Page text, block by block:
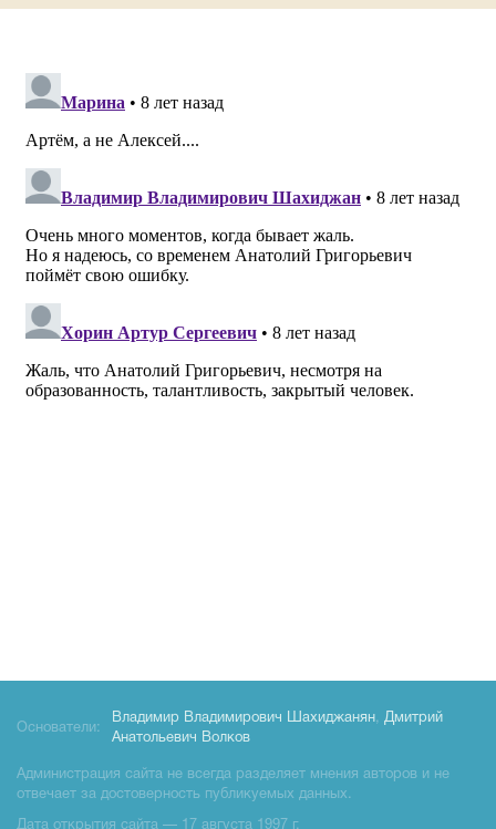
Основатели:
Владимир Владимирович Шахиджанян, Дмитрий
Анатольевич Волков
Администрация сайта не всегда разделяет мнения авторов и не
отвечает за достоверность публикуемых данных.
Дата открытия сайта — 17 августа 1997 г.